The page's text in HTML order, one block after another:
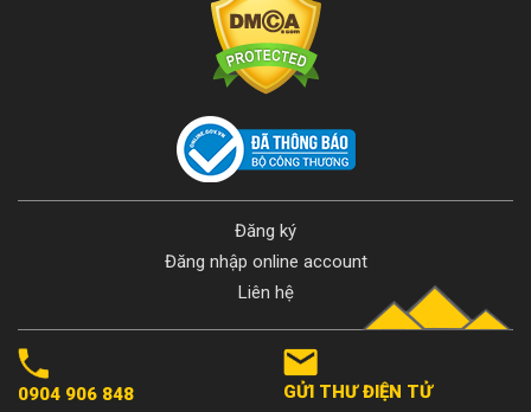
Đăng ký
Đăng nhập online account
Liên hệ
0904 906 848 GỬI THƯ ĐIỆN TỬ